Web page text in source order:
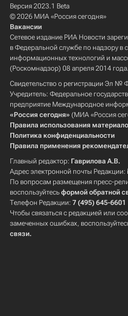
Версия 2023.1 Beta
© 2026 МИА «Россия сегодня»
Вакансии
Сетевое издание РИА Новости
в Федеральной службе по надзору в
информационных технологий и
(Роскомнадзор) 08 апреля 2014 года.
Свидетельство о регистрации Эл №
Учредитель: Федеральное
предприятие Международное
«Россия сегодня» (МИА «Россия
Правила использования
Политика конфиденциальности
Правила применения
Главный редактор: Гаврилова А.В.
Адрес электронной почты Редакции:
По вопросам размещения пресс-
воспользуйтесьформой обратной
Телефон Редакции: 7 (495) 645-6601
Чтобы связаться с редакцией или
замеченных ошибках,
связи.